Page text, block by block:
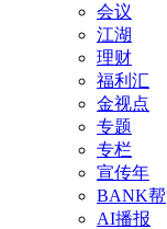
会议
江湖
理财
福利汇
金视点
专题
专栏
宣传年
BANK帮
AI播报